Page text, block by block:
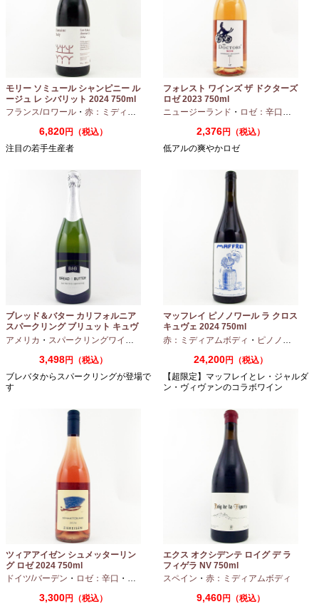
モリー ソミュール シャンピニー ル
ージュ レ シバリット 2024 750ml
フランス/ロワール ・ 赤：ミディアムボディ ・カベルネフラン
6,820円（税込）
注目の若手生産者
フォレスト ワインズ ザ ドクターズ
ロゼ 2023 750ml
ニュージーランド ・ ロゼ：辛口 ・
2,376円（税込）
低アルの爽やかロゼ
ブレッド＆バター カリフォルニア
スパークリング ブリュット キュヴ
ェ NV 750ml
アメリカ ・ スパークリングワイン シャルドネ
3,498円（税込）
ブレバタからスパークリングが登場で
す
マッフレイ ピノノワール ラ クロス
キュヴェ 2024 750ml
赤：ミディアムボディ ・ ピノノワール
24,200円（税込）
【超限定】マッフレイとレ・ジャルダ
ン・ヴィヴァンのコラボワイン
ツィアアイゼン シュメッターリン
グ ロゼ 2024 750ml
ドイツ/バーデン ・ ロゼ：辛口 ・ ピノノワール
3,300円（税込）
エクス オクシデンテ ロイグ デ ラ
フィゲラ NV 750ml
（2022/2023）
スペイン ・ 赤：ミディアムボディ
9,460円（税込）